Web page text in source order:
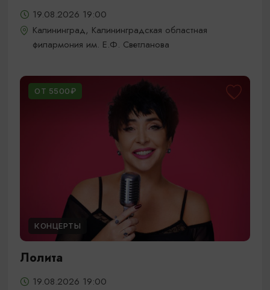
19.08.2026 19:00
Калининград, Калининградская областная
филармония им. Е.Ф. Светланова
ОТ 5500₽
КОНЦЕРТЫ
Лолита
19.08.2026 19:00